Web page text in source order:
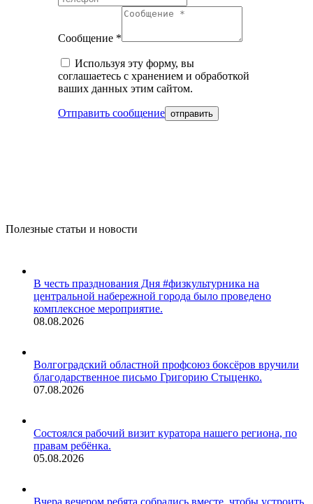
Сообщение *
Используя эту форму, вы
соглашаетесь с хранением и обработкой
ваших данных этим сайтом.
Отправить сообщение
Полезные статьи и новости
В честь празднования Дня #физкультурника на
центральной набережной города было проведено
комплексное мероприятие.
08.08.2026
Волгоградский областной профсоюз боксёров вручили
благодарственное письмо Григорию Стыценко.
07.08.2026
Состоялся рабочий визит куратора нашего региона, по
правам ребёнка.
05.08.2026